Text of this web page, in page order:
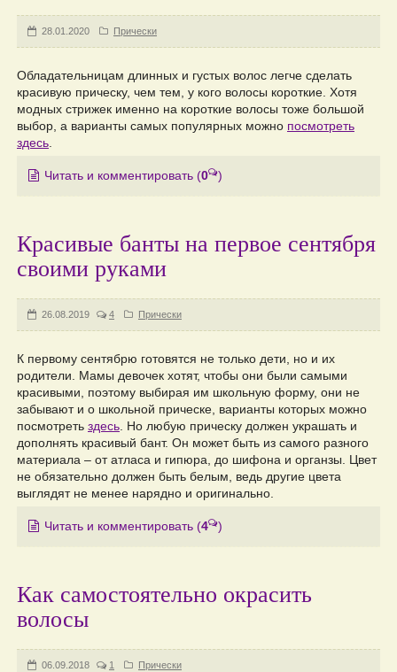
28.01.2020 Прически
Обладательницам длинных и густых волос легче сделать
красивую прическу, чем тем, у кого волосы короткие. Хотя
модных стрижек именно на короткие волосы тоже большой
выбор, а варианты самых популярных можно посмотреть
здесь.
Читать и комментировать (0 )
Красивые банты на первое сентября
своими руками
26.08.2019 4 Прически
К первому сентябрю готовятся не только дети, но и их
родители. Мамы девочек хотят, чтобы они были самыми
красивыми, поэтому выбирая им школьную форму, они не
забывают и о школьной прическе, варианты которых можно
посмотреть здесь. Но любую прическу должен украшать и
дополнять красивый бант. Он может быть из самого разного
материала – от атласа и гипюра, до шифона и органзы. Цвет
не обязательно должен быть белым, ведь другие цвета
выглядят не менее нарядно и оригинально.
Читать и комментировать (4 )
Как самостоятельно окрасить
волосы
06.09.2018 1 Прически